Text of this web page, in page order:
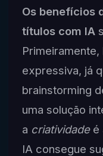
Os benefícios
títulos com IA
Primeiramente,
expressiva, já
brainstorming
uma solução
a criatividadeé
IA consegue